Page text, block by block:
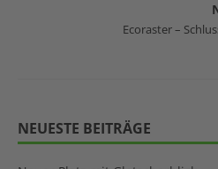
Ecoraster –
NEUESTE BEITRÄGE